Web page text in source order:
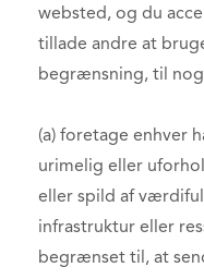
websted, og du
tillade andre at
begrænsning, til
(a) foretage enhver
urimelig eller
eller spild af
infrastruktur eller
begrænset til, at